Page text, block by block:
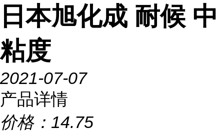
日本旭化成 耐候 中
粘度
2021-07-07
产品详情
价格： 14.75